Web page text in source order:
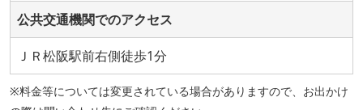
公共交通機関でのアクセス
ＪＲ松阪駅前右側徒歩1分
※料金等については変更されている場合がありますので、お出かけ